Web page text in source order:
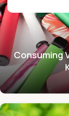
Consuming